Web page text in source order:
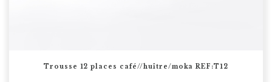
Trousse 12 places café//huître/moka REF:T12